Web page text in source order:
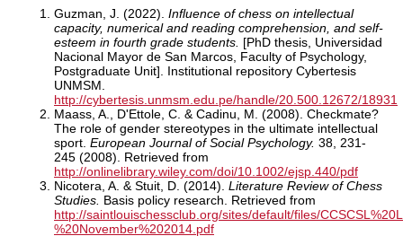
Guzman, J. (2022). Influence of chess on intellectual
capacity, numerical and reading comprehension, and self-
esteem in fourth grade students. [PhD thesis, Universidad
Nacional Mayor de San Marcos, Faculty of Psychology,
Postgraduate Unit]. Institutional repository Cybertesis
UNMSM.
http://cybertesis.unmsm.edu.pe/handle/20.500.12672/18931
Maass, A., D'Ettole, C. & Cadinu, M. (2008). Checkmate?
The role of gender stereotypes in the ultimate intellectual
sport. European Journal of Social Psychology. 38, 231-
245 (2008). Retrieved from
http://onlinelibrary.wiley.com/doi/10.1002/ejsp.440/pdf
Nicotera, A. & Stuit, D. (2014). Literature Review of Chess
Studies. Basis policy research. Retrieved from
http://saintlouischessclub.org/sites/default/files/
%20November%202014.pdf